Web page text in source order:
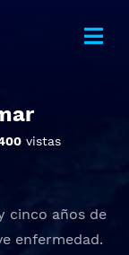
vistas
cinco años de
enfermedad.